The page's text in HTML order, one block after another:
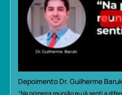
Depoimento Dr. Guilherme
“Na primeira reunião eu já senti a